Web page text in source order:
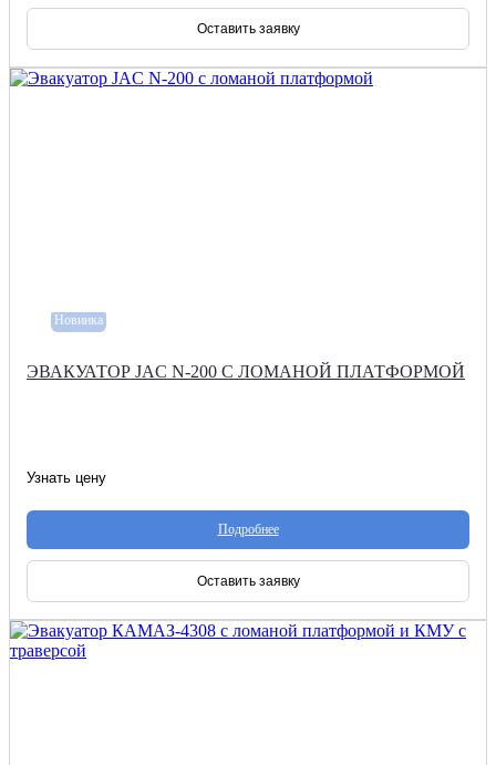
Оставить заявку
Новинка
ЭВАКУАТОР JAC N-200 С ЛОМАНОЙ ПЛАТФОРМОЙ
Узнать цену
Подробнее
Оставить заявку